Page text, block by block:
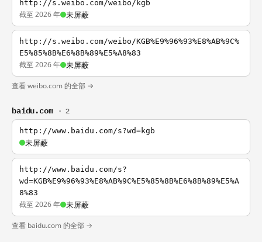
http://s.weibo.com/weibo/kgb
截至 2026 年 未屏蔽
http://s.weibo.com/weibo/KGB%E9%96%93%E8%AB%9C%
E5%85%8B%E6%8B%89%E5%A8%83
截至 2026 年 未屏蔽
查看 weibo.com 的全部 →
baidu.com · 2
http://www.baidu.com/s?wd=kgb
未屏蔽
http://www.baidu.com/s?
wd=KGB%E9%96%93%E8%AB%9C%E5%85%8B%E6%8B%89%E5%A
8%83
截至 2026 年 未屏蔽
查看 baidu.com 的全部 →